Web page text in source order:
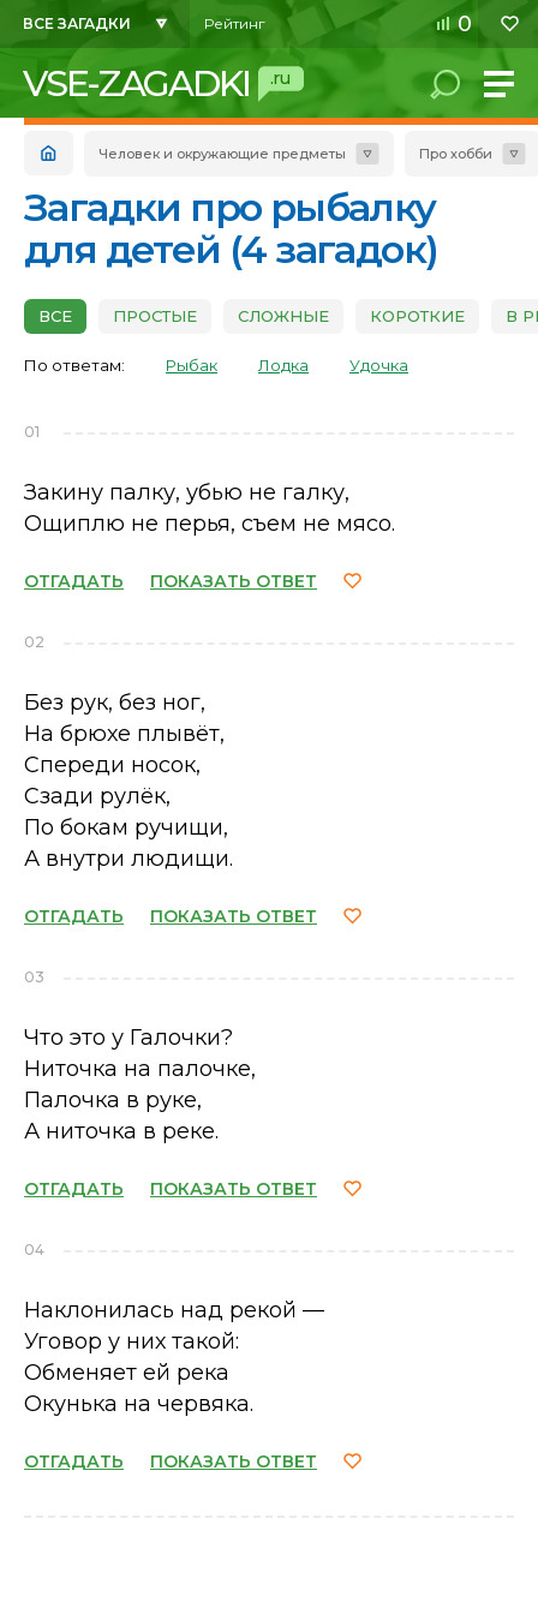
ВСЕ ЗАГАДКИ Рейтинг 0
VSE-ZAGADKI .ru
Человек и окружающие предметы Про хобби
Загадки про рыбалку
для детей (4 загадок)
ВСЕ ПРОСТЫЕ СЛОЖНЫЕ КОРОТКИЕ В
По ответам: Рыбак Лодка Удочка
01
Закину палку, убью не галку,
Ощиплю не перья, съем не мясо.
ОТГАДАТЬ ПОКАЗАТЬ ОТВЕТ
02
Без рук, без ног,
На брюхе плывёт,
Спереди носок,
Сзади рулёк,
По бокам ручищи,
А внутри людищи.
ОТГАДАТЬ ПОКАЗАТЬ ОТВЕТ
03
Что это у Галочки?
Ниточка на палочке,
Палочка в руке,
А ниточка в реке.
ОТГАДАТЬ ПОКАЗАТЬ ОТВЕТ
04
Наклонилась над рекой —
Уговор у них такой:
Обменяет ей река
Окунька на червяка.
ОТГАДАТЬ ПОКАЗАТЬ ОТВЕТ